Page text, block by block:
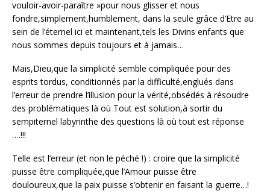
vouloir-avoir-paraître »pour nous glisser et nous
fondre,simplement,humblement, dans la seule grâce d’Etre au
sein de l’éternel ici et maintenant,tels les Divins enfants que
nous sommes depuis toujours et à jamais…
Mais,Dieu,que la simplicité semble compliquée pour des
esprits tordus, conditionnés par la difficulté,englués dans
l’erreur de prendre l’illusion pour la vérité,obsédés à résoudre
des problématiques là où Tout est solution,à sortir du
sempiternel labyrinthe des questions là où tout est réponse
….!!!
Telle est l’erreur (et non le péché !) : croire que la simplicité
puisse être compliquée,que l’Amour puisse être
douloureux,que la paix puisse s’obtenir en faisant la guerre…!